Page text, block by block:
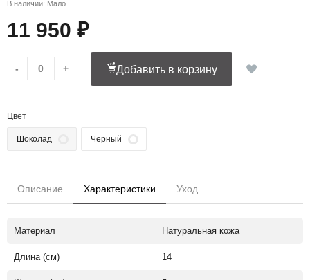
В наличии: Мало
11 950 ₽
- + Добавить в корзину
Цвет
Шоколад Черный
Описание Характеристики Уход
Материал Натуральная кожа
Длина (см) 14